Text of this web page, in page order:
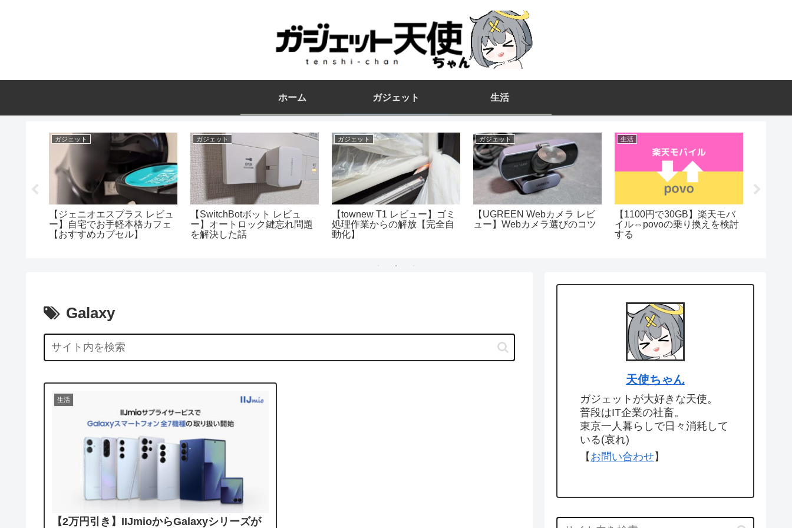
ホーム ガジェット 生活
ガジェット
【ジェニオエスプラス レビュ
ー】自宅でお手軽本格カフェ
【おすすめカプセル】
ガジェット
【SwitchBotボット レビュ
ー】オートロック鍵忘れ問題
を解決した話
ガジェット
【townew T1 レビュー】ゴミ
処理作業からの解放【完全自
動化】
ガジェット
【UGREEN Webカメラ レビ
ュー】Webカメラ選びのコツ
生活
【1100円で30GB】楽天モバ
イル⇔povoの乗り換えを検討
する
Galaxy
生活
【2万円引き】IIJmioからGalaxyシリーズが
天使ちゃん
ガジェットが大好きな天使。
普段はIT企業の社畜。
東京一人暮らしで日々消耗して
いる(哀れ)
【 お問い合わせ】